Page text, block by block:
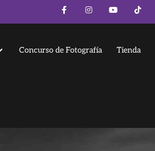
Concurso de Fotografía Tienda